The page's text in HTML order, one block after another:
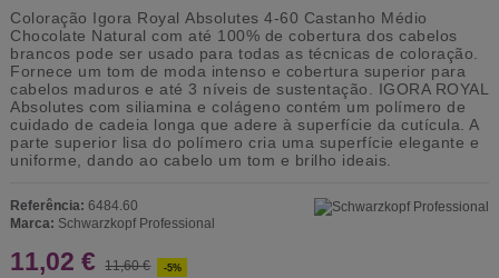
Coloração Igora Royal Absolutes 4-60 Castanho Médio
Chocolate Natural com até 100% de cobertura dos cabelos
brancos pode ser usado para todas as técnicas de coloração.
Fornece um tom de moda intenso e cobertura superior para
cabelos maduros e até 3 níveis de sustentação. IGORA ROYAL
Absolutes com siliamina e colágeno contém um polímero de
cuidado de cadeia longa que adere à superfície da cutícula. A
parte superior lisa do polímero cria uma superfície elegante e
uniforme, dando ao cabelo um tom e brilho ideais.
Referência: 6484.60
Marca: Schwarzkopf Professional
11,02 € 11,60 € -5%